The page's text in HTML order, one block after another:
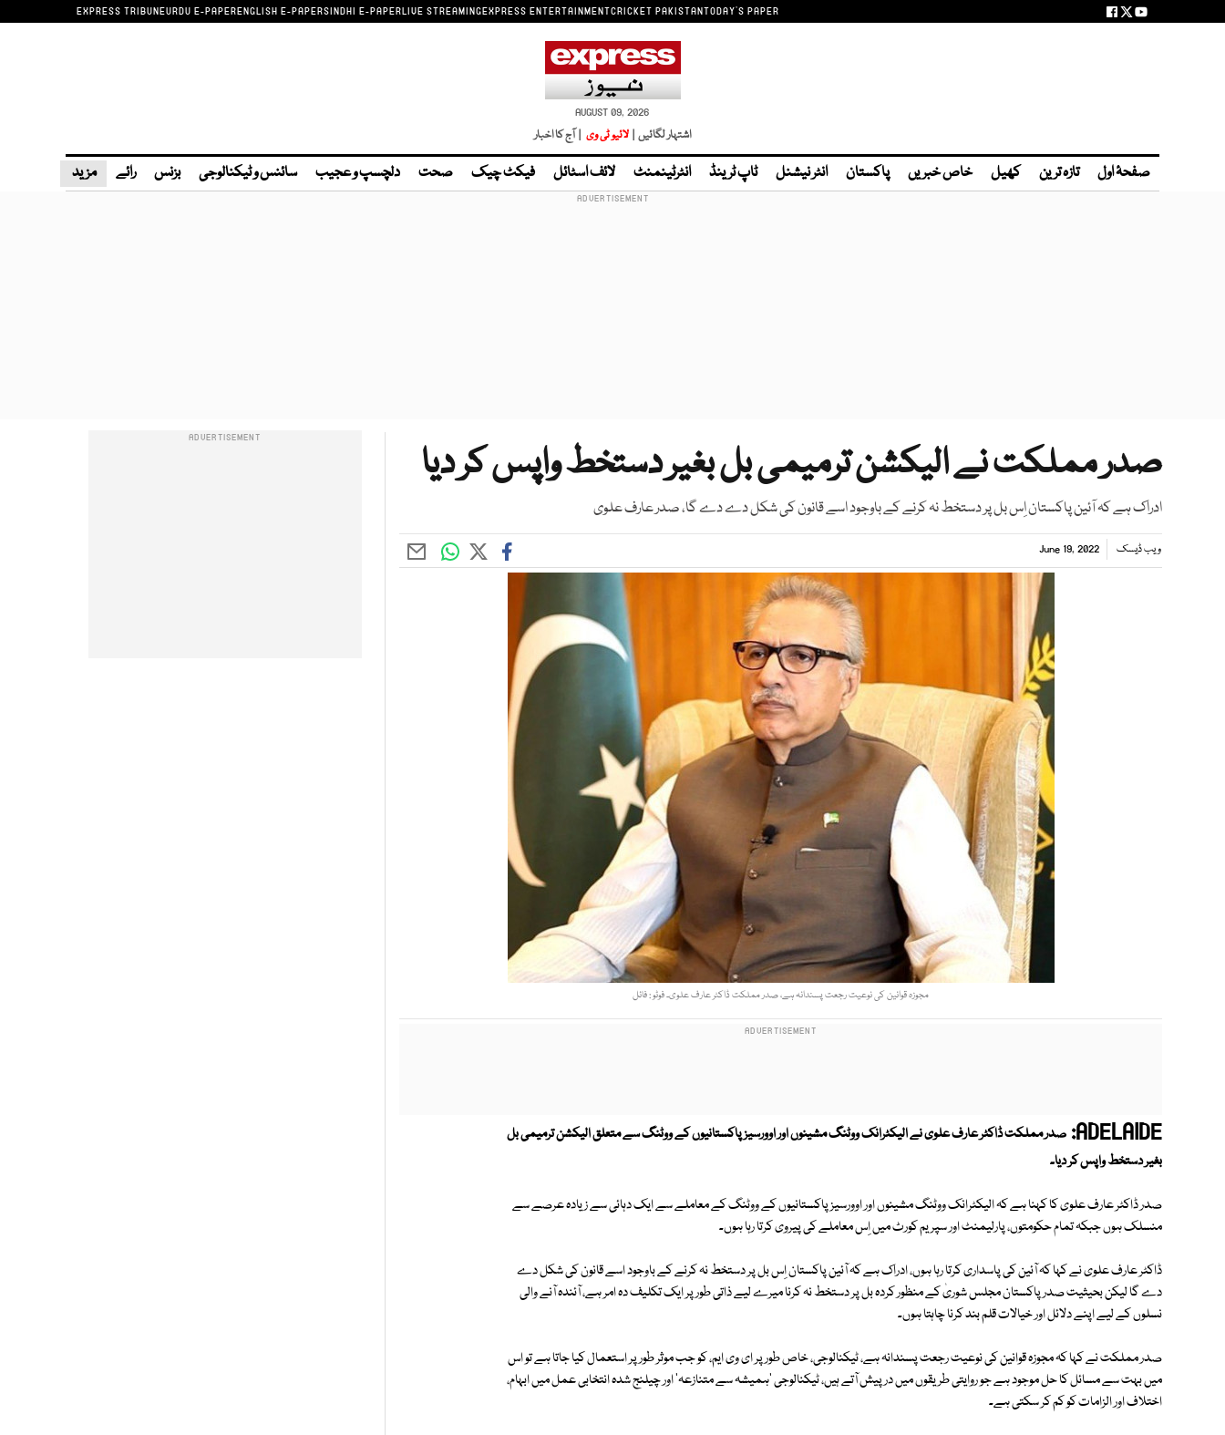
EXPRESS TRIBUNEURDU E-PAPERENGLISH E-PAPERSINDHI E-PAPERLIVE STREAMINGEXPRESS ENTERTAINMENTCRICKET PAKISTANTODAY'S PAPER
AUGUST 09, 2026
اشتہار لگائیں | لائیو ٹی وی | آج کا اخبار
صفحۂ اول تازہ ترین کھیل خاص خبریں پاکستان انٹر نیشنل ٹاپ ٹرینڈ انٹرٹینمنٹ لائف اسٹائل فیکٹ چیک صحت دلچسپ و عجیب سائنس و ٹیکنالوجی بزنس رائے مزید
صدر مملکت نے الیکشن ترمیمی بل بغیر دستخط واپس کر دیا
ادراک ہے کہ آئین پاکستان اِس بل پر دستخط نہ کرنے کے باوجود اسے قانون کی شکل دے دے گا، صدر عارف علوی
ویب ڈیسک June 19, 2022
مجوزہ قوانین کی نوعیت رجعت پسندانہ ہے، صدر مملکت ڈاکٹر عارف علوی۔ فوٹو : فائل
ADELAIDE: صدر مملکت ڈاکٹر عارف علوی نے الیکٹرانک ووٹنگ مشینوں اور اوورسیز پاکستانیوں کے ووٹنگ سے متعلق الیکشن ترمیمی بل
بغیر دستخط واپس کر دیا۔
صدر ڈاکٹر عارف علوی کا کہنا ہے کہ الیکٹرانک ووٹنگ مشینوں اور اوورسیز پاکستانیوں کے ووٹنگ کے معاملے سے ایک دہائی سے زیادہ عرصے سے
منسلک ہوں جبکہ تمام حکومتوں، پارلیمنٹ اور سپریم کورٹ میں اِس معاملے کی پیروی کرتا رہا ہوں۔
ڈاکٹر عارف علوی نے کہا کہ آئین کی پاسداری کرتا رہا ہوں، ادراک ہے کہ آئین پاکستان اِس بل پر دستخط نہ کرنے کے باوجود اسے قانون کی شکل دے
دے گا لیکن بحیثیت صدر پاکستان مجلس شوریٰ کے منظور کردہ بل پر دستخط نہ کرنا میرے لیے ذاتی طور پر ایک تکلیف دہ امر ہے، آئندہ آنے والی
نسلوں کے لیے اپنے دلائل اور خیالات قلم بند کرنا چاہتا ہوں۔
صدر مملکت نے کہا کہ مجوزہ قوانین کی نوعیت رجعت پسندانہ ہے، ٹیکنالوجی، خاص طور پر ای وی ایم، کو جب موثر طور پر استعمال کیا جاتا ہے تو اس
میں بہت سے مسائل کا حل موجود ہے جو روایتی طریقوں میں درپیش آتے ہیں، ٹیکنالوجی 'ہمیشہ سے متنازعہ' اور چیلنج شدہ انتخابی عمل میں ابہام،
اختلاف اور الزامات کو کم کر سکتی ہے۔